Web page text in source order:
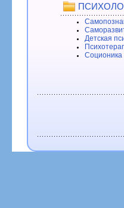
Детская
Соционика